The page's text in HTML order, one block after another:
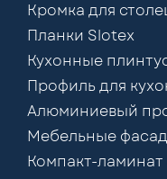
Кромка для
Планки Slotex
Кухонные
Профиль для
Алюминиевый
Мебельные
Компакт-ламинат